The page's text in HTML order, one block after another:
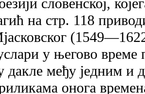
словенској,
на стр. 118
у његово
дакле међу једним и
онога